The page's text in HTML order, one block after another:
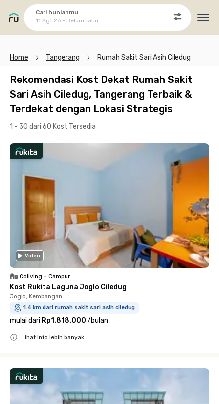
Cari hunianmu
11 Agt 26 - Belum tahu
Home Tangerang Rumah Sakit Sari Asih Ciledug
Rekomendasi Kost Dekat Rumah Sakit
Sari Asih Ciledug, Tangerang Terbaik &
Terdekat dengan Lokasi Strategis
1 - 30 dari 60 Kost Tersedia
Video
Coliving • Campur
Kost Rukita Laguna Joglo Ciledug
Joglo, Kembangan
1.4 km dari rumah sakit sari asih ciledug
mulai dari Rp1.818.000 /bulan
Lihat info lebih banyak